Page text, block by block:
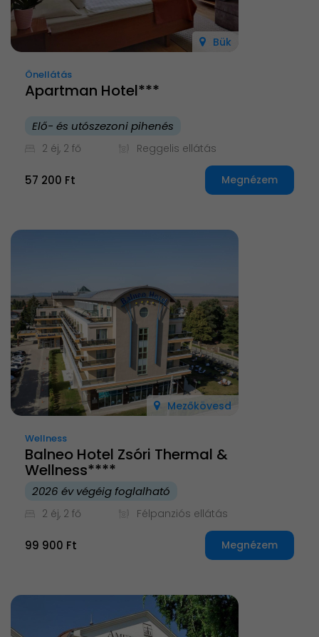
Bük
Önellátás
Apartman Hotel***
Elő- és utószezoni pihenés
2 éj, 2 fő Reggelis ellátás
57 200 Ft Megnézem
Mezőkövesd
Wellness
Balneo Hotel Zsóri Thermal &
Wellness****
2026 év végéig foglalható
2 éj, 2 fő Félpanziós ellátás
99 900 Ft Megnézem